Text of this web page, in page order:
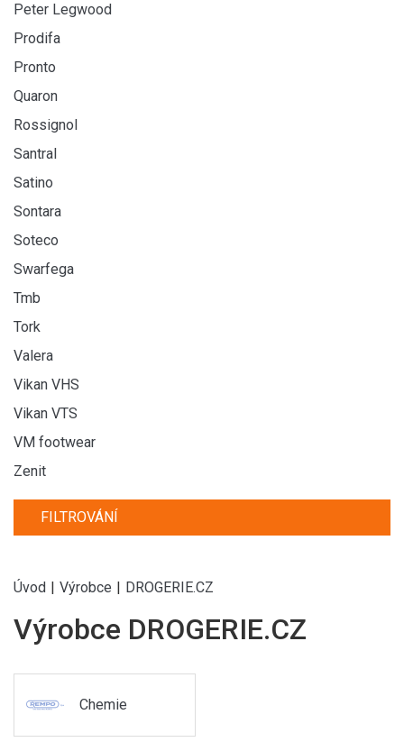
Peter Legwood
Prodifa
Pronto
Quaron
Rossignol
Santral
Satino
Sontara
Soteco
Swarfega
Tmb
Tork
Valera
Vikan VHS
Vikan VTS
VM footwear
Zenit
FILTROVÁNÍ
Úvod | Výrobce | DROGERIE.CZ
Výrobce DROGERIE.CZ
Chemie